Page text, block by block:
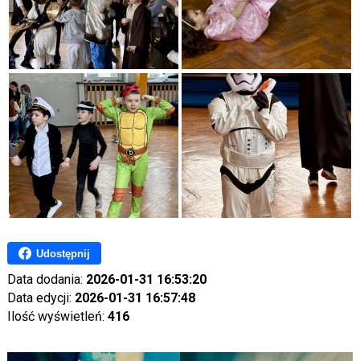
Udostępnij
Data dodania: 2026-01-31 16:53:20
Data edycji: 2026-01-31 16:57:48
Ilość wyświetleń: 416